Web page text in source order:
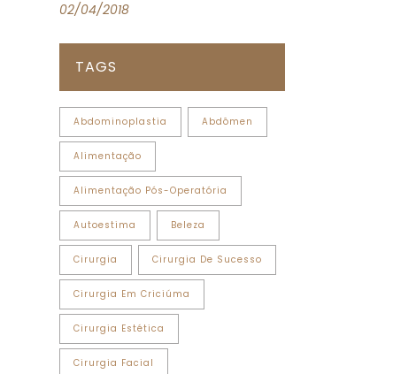
02/04/2018
TAGS
Abdominoplastia Abdômen
Alimentação
Alimentação Pós-Operatória
Autoestima Beleza
Cirurgia Cirurgia De Sucesso
Cirurgia Em Criciúma
Cirurgia Estética
Cirurgia Facial